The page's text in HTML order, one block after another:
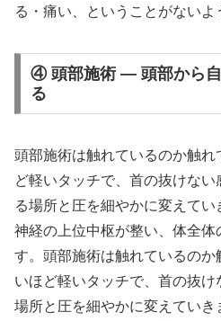
る・痛い、ということがないよ
④ 頭部施術 — 頭部から自
る
頭部施術は触れているのか触
ど軽いタッチで、首の抜けな
る場所と圧を細やかに変えて
神経の上位中枢が整い、体全体
す。頭部施術は触れているの
いほど軽いタッチで、首の抜
場所と圧を細やかに変えてい